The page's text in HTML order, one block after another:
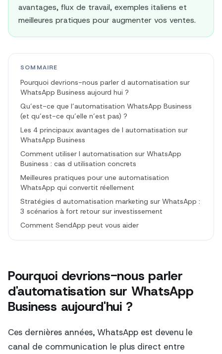
avantages, flux de travail, exemples italiens et
meilleures pratiques pour augmenter vos ventes.
SOMMAIRE
Pourquoi devrions-nous parler d automatisation sur
WhatsApp Business aujourd hui ?
Qu’est-ce que l’automatisation WhatsApp Business
(et qu’est-ce qu’elle n’est pas) ?
Les 4 principaux avantages de l automatisation sur
WhatsApp Business
Comment utiliser l automatisation sur WhatsApp
Business : cas d utilisation concrets
Meilleures pratiques pour une automatisation
WhatsApp qui convertit réellement
Stratégies d automatisation marketing sur WhatsApp :
3 scénarios à fort retour sur investissement
Comment SendApp peut vous aider
Pourquoi devrions-nous parler
d'automatisation sur WhatsApp
Business aujourd'hui ?
Ces dernières années, WhatsApp est devenu le
canal de communication le plus direct entre